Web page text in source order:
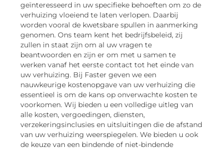
geïnteresseerd in uw specifieke behoeften om zo de
verhuizing vloeiend te laten verlopen. Daarbij
worden vooral de kwetsbare spullen in aanmerking
genomen. Ons team kent het bedrijfsbeleid, zij
zullen in staat zijn om al uw vragen te
beantwoorden en zijn er om met u samen te
werken vanaf het eerste contact tot het einde van
uw verhuizing. Bij Faster geven we een
nauwkeurige kostenopgave van uw verhuizing die
essentieel is om de kans op onverwachte kosten te
voorkomen. Wij bieden u een volledige uitleg van
alle kosten, vergoedingen, diensten,
verzekeringsinclusies en uitsluitingen die de afstand
van uw verhuizing weerspiegelen. We bieden u ook
de keuze van een bindende of niet-bindende